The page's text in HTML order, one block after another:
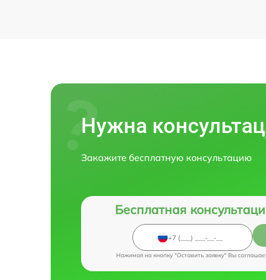
Нужна
Закажите бесплатную консультацию
Бесплатная
Нажимая на кнопку "Оставить заявку" Вы